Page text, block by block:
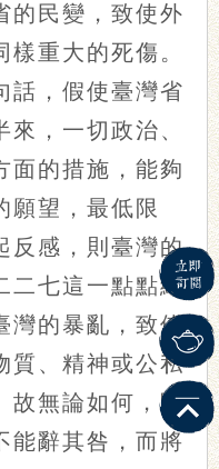
的民變，致使外
重大的死傷。
話，假使臺灣省
，一切政治、
面的措施，能夠
願望，最低限
反感，則臺灣的
二七這一點點緝
灣的暴亂，致使
質、精神或公私
故無論如何，陳
能辭其咎，而將